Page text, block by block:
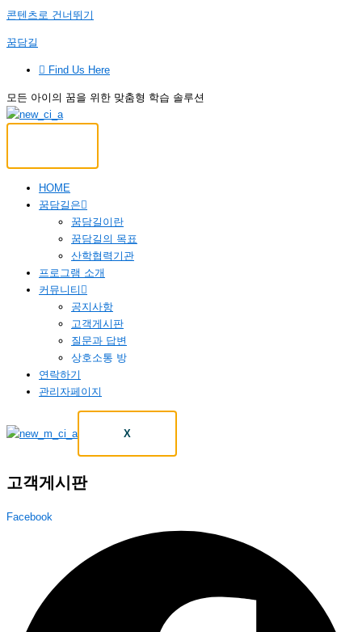
콘텐츠로 건너뛰기
꿈담길
Find Us Here
모든 아이의 꿈을 위한 맞춤형 학습 솔루션
HOME
꿈담길은
꿈담길이란
꿈담길의 목표
산학협력기관
프로그램 소개
커뮤니티
공지사항
고객게시판
질문과 답변
상호소통 방
연락하기
관리자페이지
X
고객게시판
Facebook